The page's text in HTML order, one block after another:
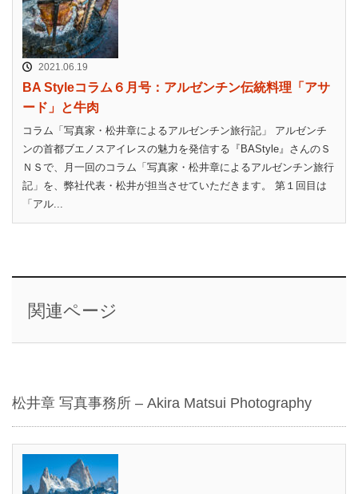
2021.06.19
BA Styleコラム６月号：アルゼンチン伝統料理「アサ
ード」と牛肉
コラム「写真家・松井章によるアルゼンチン旅行記」 アルゼンチ
ンの首都ブエノスアイレスの魅力を発信する『BAStyle』さんのＳ
ＮＳで、月一回のコラム「写真家・松井章によるアルゼンチン旅行
記」を、弊社代表・松井が担当させていただきます。 第１回目は
「アル...
関連ページ
松井章 写真事務所 – Akira Matsui Photography